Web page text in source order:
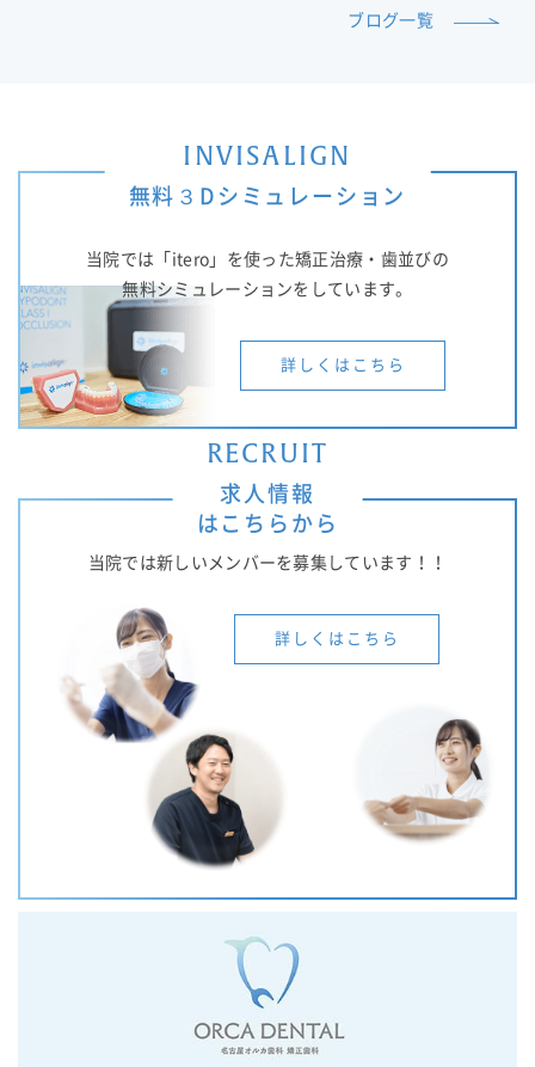
ブログ一覧
INVISALIGN
無料３Dシミュレーション
当院では「itero」を使った矯正治療・歯並びの
無料シミュレーションをしています。
詳しくはこちら
RECRUIT
求人情報
はこちらから
当院では新しいメンバーを募集しています！！
詳しくはこちら